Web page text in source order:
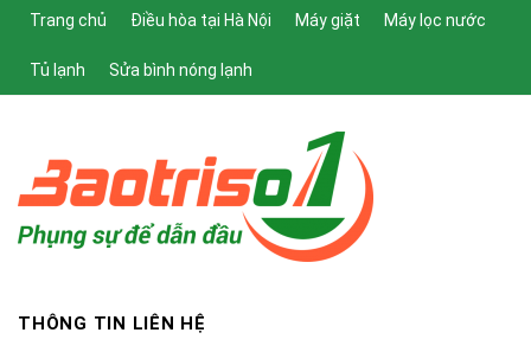
Trang chủ Điều hòa tại Hà Nội Máy giặt Máy lọc nước
Tủ lạnh Sửa bình nóng lạnh
THÔNG TIN LIÊN HỆ